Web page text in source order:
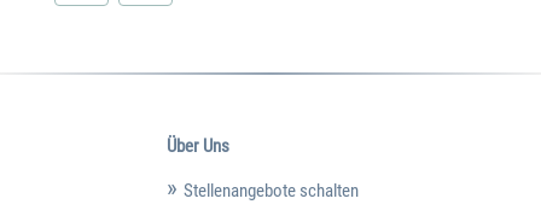
Über Uns
Stellenangebote schalten